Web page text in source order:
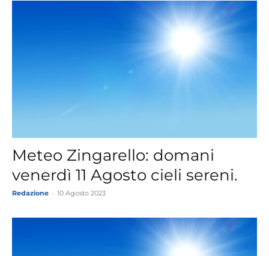
Meteo Zingarello: domani
venerdì 11 Agosto cieli sereni.
Redazione 10 Agosto 2023